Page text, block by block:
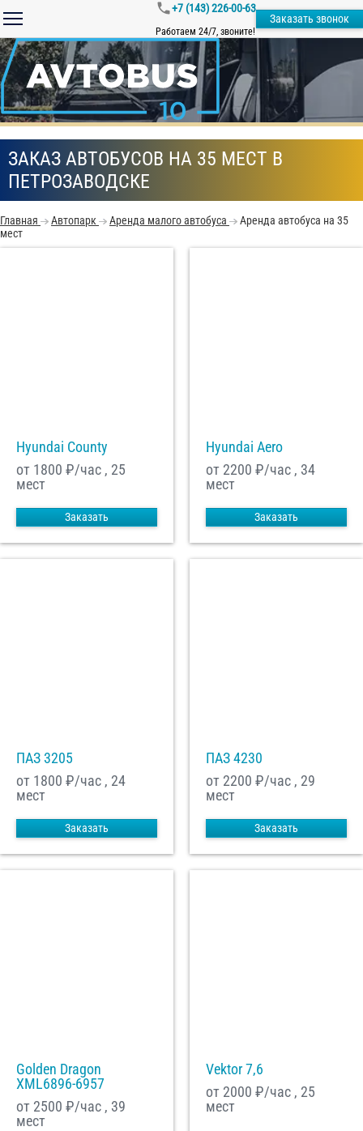
+7 (143) 226-00-63
Работаем 24/7, звоните!
Заказать звонок
ЗАКАЗ АВТОБУСОВ НА 35 МЕСТ В
ПЕТРОЗАВОДСКЕ
Главная Автопарк Аренда малого автобуса
Аренда автобуса на 35
мест
Hyundai County
от 1800 ₽/час , 25
мест
Заказать
Hyundai Aero
от 2200 ₽/час , 34
мест
Заказать
ПАЗ 3205
от 1800 ₽/час , 24
мест
Заказать
ПАЗ 4230
от 2200 ₽/час , 29
мест
Заказать
Golden Dragon
XML6896-6957
от 2500 ₽/час , 39
мест
Vektor 7,6
от 2000 ₽/час , 25
мест
Отправить заказ